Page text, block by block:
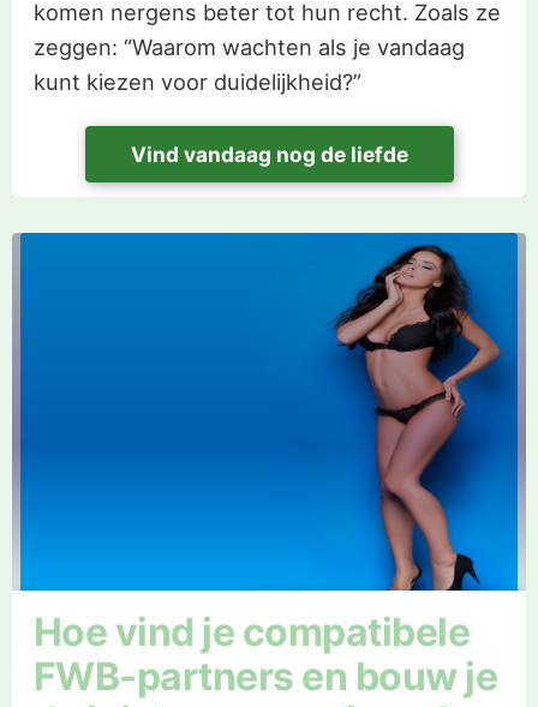
komen nergens beter tot hun recht. Zoals ze
zeggen: “Waarom wachten als je vandaag
kunt kiezen voor duidelijkheid?”
Vind vandaag nog de liefde
Hoe vind je compatibele
FWB-partners en bouw je